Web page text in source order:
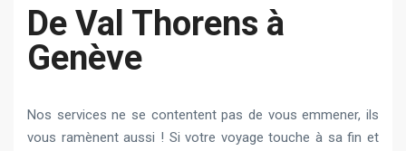
De Val Thorens à
Genève
Nos services ne se contentent pas de vous emmener, ils
vous ramènent aussi ! Si votre voyage touche à sa fin et